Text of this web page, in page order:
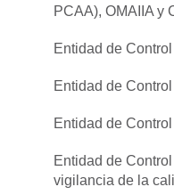
PCAA), OMAIIA y
Entidad de
Entidad de
Entidad de
Entidad de
vigilancia de la